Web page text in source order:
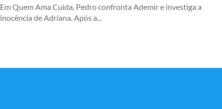
Em Quem Ama Cuida, Pedro confronta Ademir e investiga a
inocência de Adriana. Após a...